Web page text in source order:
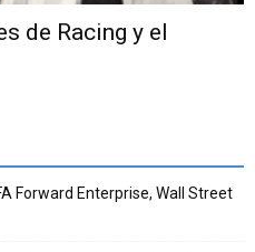
de Racing y el
Forward Enterprise, Wall Street